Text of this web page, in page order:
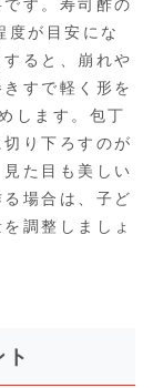
す。寿司酢の
度が目安にな
ると、崩れや
すで軽く形を
します。包丁
り下ろすのが
た目も美しい
場合は、子ど
調整しましょ